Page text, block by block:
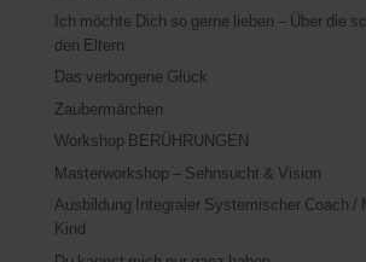
Ich möchte Dich so gerne lieben – Über die
den Eltern
Das verborgene Glück
Zaubermärchen
Workshop BERÜHRUNGEN
Masterworkshop – Sehnsucht & Vision
Ausbildung Integraler Systemischer Coach /
Kind